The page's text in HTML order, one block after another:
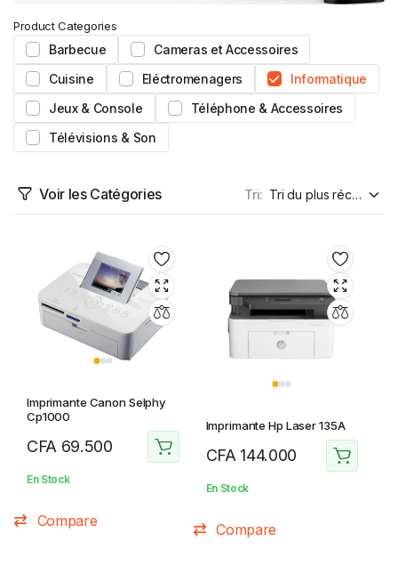
Product Categories
Barbecue
Cameras et Accessoires
Cuisine
Eléctromenagers
Informatique
Jeux & Console
Téléphone & Accessoires
Télévisions & Son
Voir les Catégories Tri:
Imprimante Canon Selphy
Cp1000
CFA 69.500
En Stock
Compare
Imprimante Hp Laser 135A
CFA 144.000
En Stock
Compare